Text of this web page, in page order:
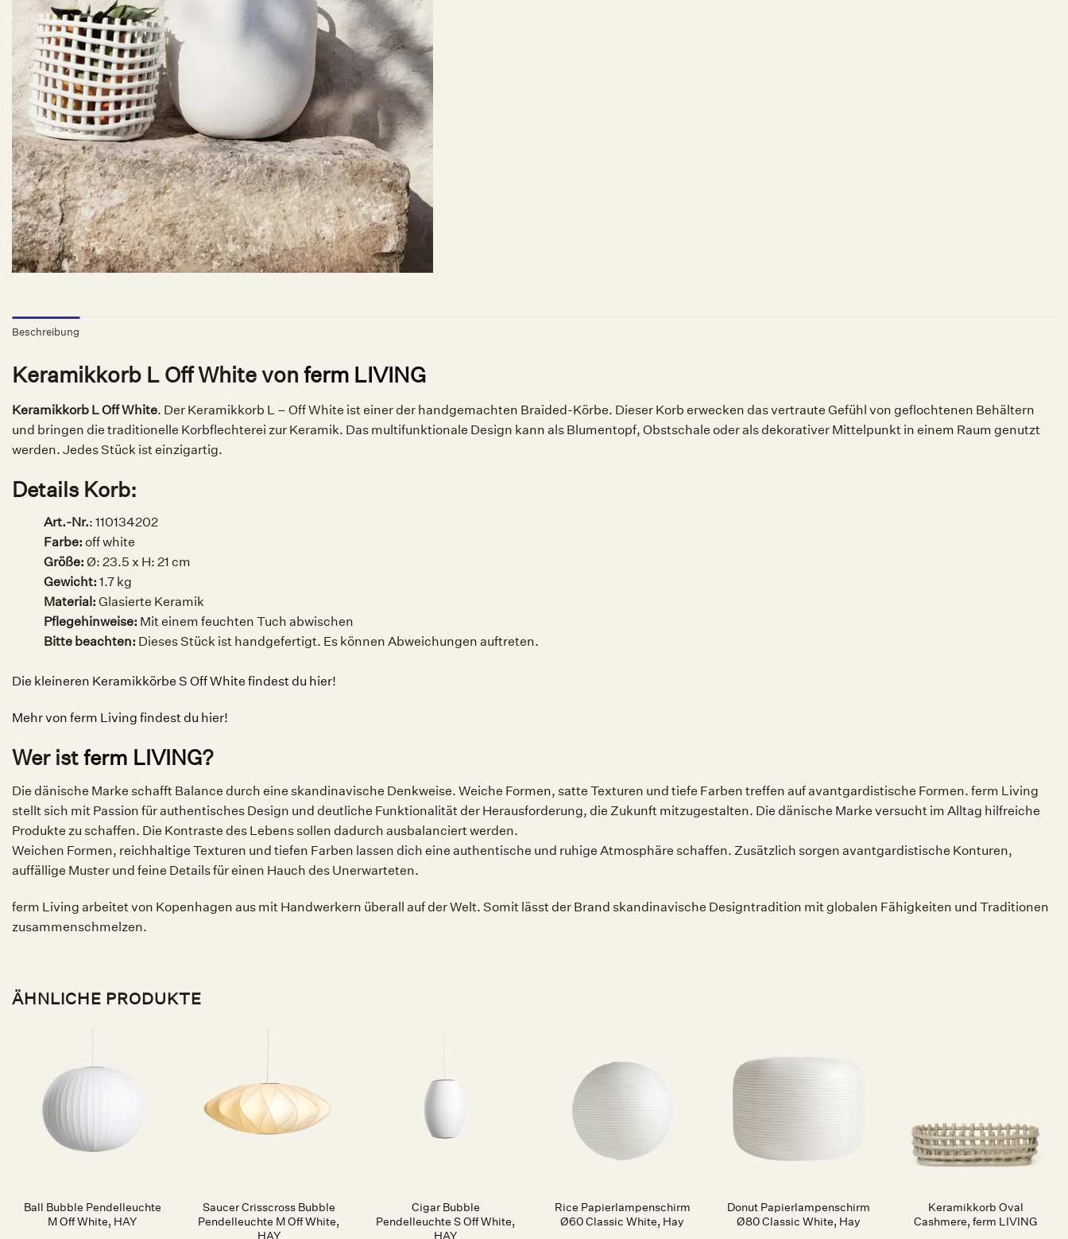
Beschreibung
Keramikkorb L Off White von ferm LIVING
Keramikkorb L Off White. Der Keramikkorb L – Off White ist einer der handgemachten Braided-Körbe. Dieser Korb erwecken das vertraute Gefühl von geflochtenen Behältern
und bringen die traditionelle Korbflechterei zur Keramik. Das multifunktionale Design kann als Blumentopf, Obstschale oder als dekorativer Mittelpunkt in einem Raum genutzt
werden. Jedes Stück ist einzigartig.
Details Korb:
Art.-Nr.: 110134202
Farbe: off white
Größe: Ø: 23.5 x H: 21 cm
Gewicht: 1.7 kg
Material: Glasierte Keramik
Pflegehinweise: Mit einem feuchten Tuch abwischen
Bitte beachten: Dieses Stück ist handgefertigt. Es können Abweichungen auftreten.
Die kleineren Keramikkörbe S Off White findest du hier!
Mehr von ferm Living findest du hier!
Wer istferm LIVING?
Die dänische Marke schafft Balance durch eine skandinavische Denkweise. Weiche Formen, satte Texturen und tiefe Farben treffen auf avantgardistische Formen. ferm Living
stellt sich mit Passion für authentisches Design und deutliche Funktionalität der Herausforderung, die Zukunft mitzugestalten. Die dänische Marke versucht im Alltag hilfreiche
Produkte zu schaffen. Die Kontraste des Lebens sollen dadurch ausbalanciert werden.
Weichen Formen, reichhaltige Texturen und tiefen Farben lassen dich eine authentische und ruhige Atmosphäre schaffen. Zusätzlich sorgen avantgardistische Konturen,
auffällige Muster und feine Details für einen Hauch des Unerwarteten.
ferm Living arbeitet von Kopenhagen aus mit Handwerkern überall auf der Welt. Somit lässt der Brand skandinavische Designtradition mit globalen Fähigkeiten und Traditionen
zusammenschmelzen.
ÄHNLICHE PRODUKTE
Ball Bubble Pendelleuchte
M Off White, HAY
Wunschliste
Saucer Crisscross Bubble
Pendelleuchte M Off White,
HAY
Cigar Bubble
Pendelleuchte S Off White,
HAY
Rice Papierlampenschirm
Ø60 Classic White, Hay
Donut Papierlampenschirm
Ø80 Classic White, Hay
Keramikkorb Oval
Cashmere, ferm LIVING